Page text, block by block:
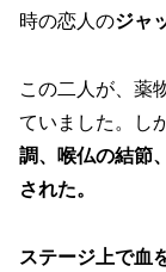
時の恋人のジャ
この二人が、薬
ていました。し
調、喉仏の結節
された。
ステージ上で血